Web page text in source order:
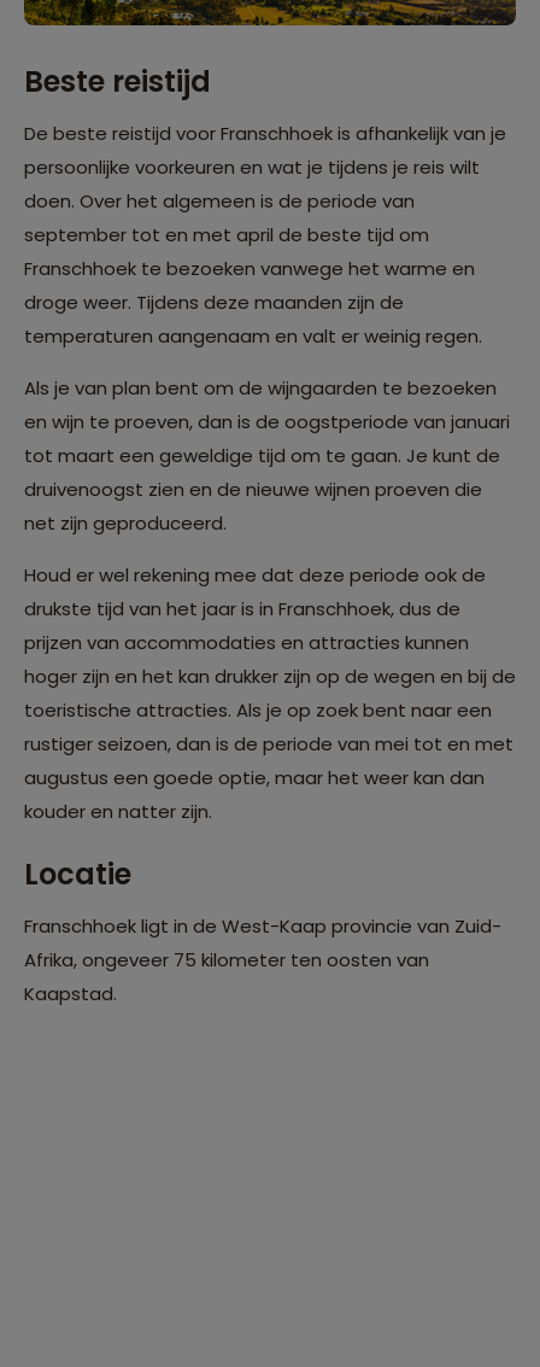
Beste reistijd
De beste reistijd voor Franschhoek is afhankelijk van je
persoonlijke voorkeuren en wat je tijdens je reis wilt
doen. Over het algemeen is de periode van
september tot en met april de beste tijd om
Franschhoek te bezoeken vanwege het warme en
droge weer. Tijdens deze maanden zijn de
temperaturen aangenaam en valt er weinig regen.
Als je van plan bent om de wijngaarden te bezoeken
en wijn te proeven, dan is de oogstperiode van januari
tot maart een geweldige tijd om te gaan. Je kunt de
druivenoogst zien en de nieuwe wijnen proeven die
net zijn geproduceerd.
Houd er wel rekening mee dat deze periode ook de
drukste tijd van het jaar is in Franschhoek, dus de
prijzen van accommodaties en attracties kunnen
hoger zijn en het kan drukker zijn op de wegen en bij de
toeristische attracties. Als je op zoek bent naar een
rustiger seizoen, dan is de periode van mei tot en met
augustus een goede optie, maar het weer kan dan
kouder en natter zijn.
Locatie
Franschhoek ligt in de West-Kaap provincie van Zuid-
Afrika, ongeveer 75 kilometer ten oosten van
Kaapstad.